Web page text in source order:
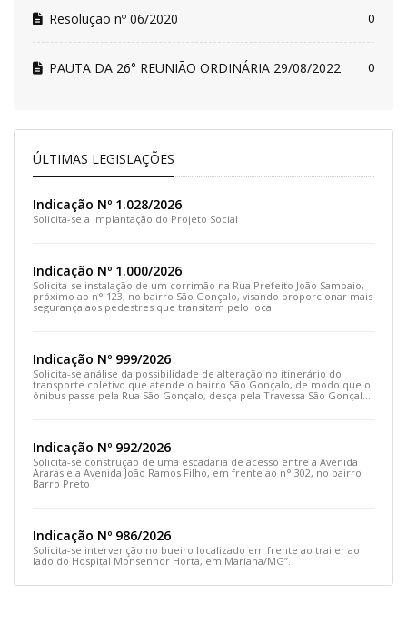
Resolução nº 06/2020 0
PAUTA DA 26° REUNIÃO ORDINÁRIA 29/08/2022 0
ÚLTIMAS LEGISLAÇÕES
Indicação Nº 1.028/2026
Solicita-se a implantação do Projeto Social
Indicação Nº 1.000/2026
Solicita-se instalação de um corrimão na Rua Prefeito João Sampaio,
próximo ao n° 123, no bairro São Gonçalo, visando proporcionar mais
segurança aos pedestres que transitam pelo local
Indicação Nº 999/2026
Solicita-se análise da possibilidade de alteração no itinerário do
transporte coletivo que atende o bairro São Gonçalo, de modo que o
ônibus passe pela Rua São Gonçalo, desça pela Travessa São Gonçalo
Indicação Nº 992/2026
Solicita-se construção de uma escadaria de acesso entre a Avenida
Araras e a Avenida João Ramos Filho, em frente ao n° 302, no bairro
Barro Preto
Indicação Nº 986/2026
Solicita-se intervenção no bueiro localizado em frente ao trailer ao
lado do Hospital Monsenhor Horta, em Mariana/MG”.